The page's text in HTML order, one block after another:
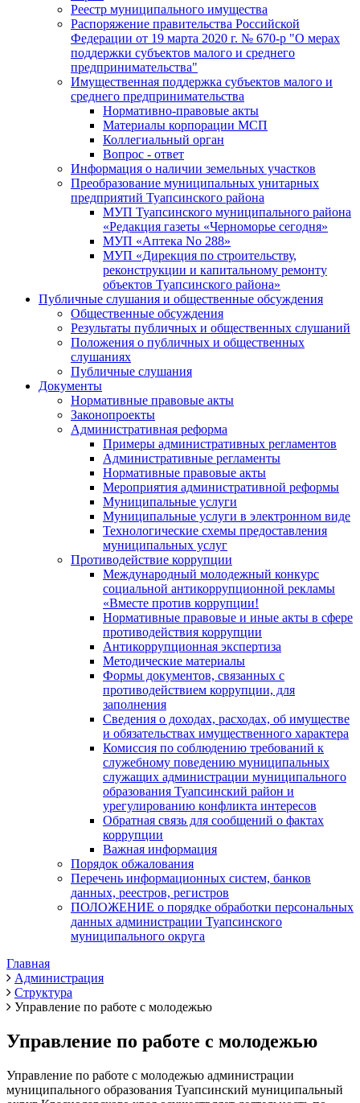
Реестр муниципального имущества
Распоряжение правительства Российской
Федерации от 19 марта 2020 г. № 670-р "О мерах
поддержки субъектов малого и среднего
предпринимательства"
Имущественная поддержка субъектов малого и
среднего предпринимательства
Нормативно-правовые акты
Материалы корпорации МСП
Коллегиальный орган
Вопрос - ответ
Информация о наличии земельных участков
Преобразование муниципальных унитарных
предприятий Туапсинского района
МУП Туапсинского муниципального района
«Редакция газеты «Черноморье сегодня»
МУП «Аптека No 288»
МУП «Дирекция по строительству,
реконструкции и капитальному ремонту
объектов Туапсинского района»
Публичные слушания и общественные обсуждения
Общественные обсуждения
Результаты публичных и общественных слушаний
Положения о публичных и общественных
слушаниях
Публичные слушания
Документы
Нормативные правовые акты
Законопроекты
Административная реформа
Примеры административных регламентов
Административные регламенты
Нормативные правовые акты
Мероприятия административной реформы
Муниципальные услуги
Муниципальные услуги в электронном виде
Технологические схемы предоставления
муниципальных услуг
Противодействие коррупции
Международный молодежный конкурс
социальной антикоррупционной рекламы
«Вместе против коррупции!
Нормативные правовые и иные акты в сфере
противодействия коррупции
Антикоррупционная экспертиза
Методические материалы
Формы документов, связанных с
противодействием коррупции, для
заполнения
Сведения о доходах, расходах, об имуществе
и обязательствах имущественного характера
Комиссия по соблюдению требований к
служебному поведению муниципальных
служащих администрации муниципального
образования Туапсинский район и
урегулированию конфликта интересов
Обратная связь для сообщений о фактах
коррупции
Важная информация
Порядок обжалования
Перечень информационных систем, банков
данных, реестров, регистров
ПОЛОЖЕНИЕ о порядке обработки персональных
данных администрации Туапсинского
муниципального округа
Главная
Администрация
Структура
Управление по работе с молодежью
Управление по работе с молодежью
Управление по работе с молодежью администрации
муниципального образования Туапсинский муниципальный